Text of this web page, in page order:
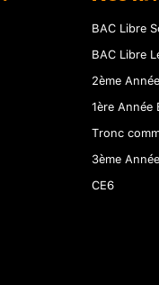
BAC Libre
BAC Libre
2ème
1ère Année
Tronc
3ème
CE6